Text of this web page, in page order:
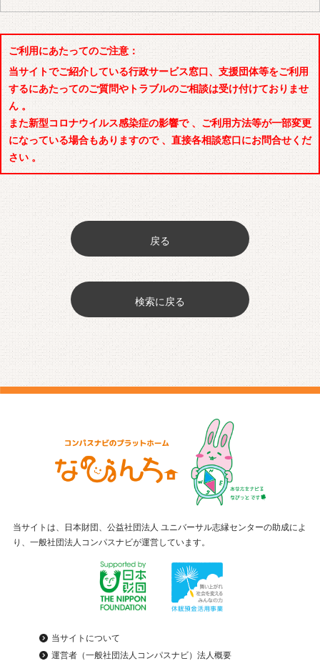
ご利用にあたってのご注意：
当サイトでご紹介している行政サービス窓口、支援団体等をご利用
するにあたってのご質問やトラブルのご相談は受け付けておりませ
ん 。
また新型コロナウイルス感染症の影響で 、ご利用方法等が一部変更
になっている場合もありますので 、直接各相談窓口にお問合せくだ
さい 。
戻る
検索に戻る
当サイトは、日本財団、公益社団法人 ユニバーサル志縁センターの助成によ
り、一般社団法人コンパスナビが運営しています。
当サイトについて
運営者（一般社団法人コンパスナビ）法人概要